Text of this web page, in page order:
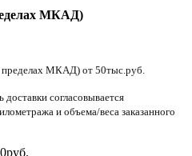
МКАД)
пределах МКАД) от 50тыс.руб.
согласовывается
и объема/веса заказанного